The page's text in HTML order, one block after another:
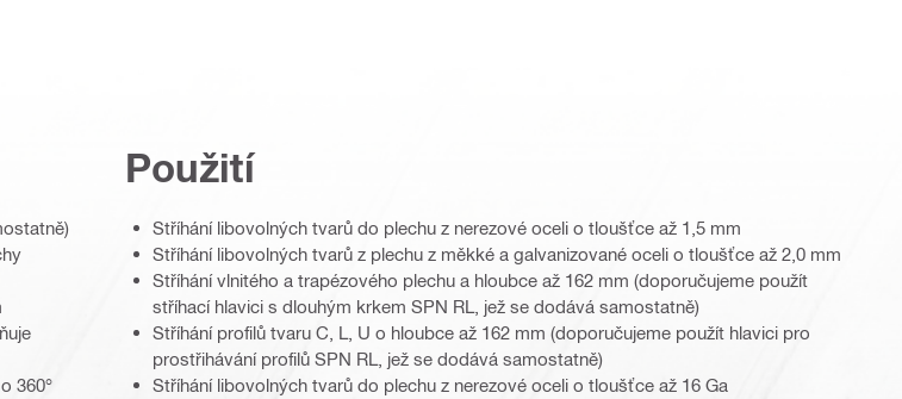
360°
Použití
Stříhání libovolných tvarů do plechu z nerezové oceli o tloušťce až 1,5 mm
Stříhání libovolných tvarů z plechu z měkké a galvanizované oceli o tloušťce až 2,0 mm
Stříhání vlnitého a trapézového plechu a hloubce až 162 mm (doporučujeme použít
stříhací hlavici s dlouhým krkem SPN RL, jež se dodává samostatně)
Stříhání profilů tvaru C, L, U o hloubce až 162 mm (doporučujeme použít hlavici pro
prostřihávání profilů SPN RL, jež se dodává samostatně)
Stříhání libovolných tvarů do plechu z nerezové oceli o tloušťce až 16 Ga